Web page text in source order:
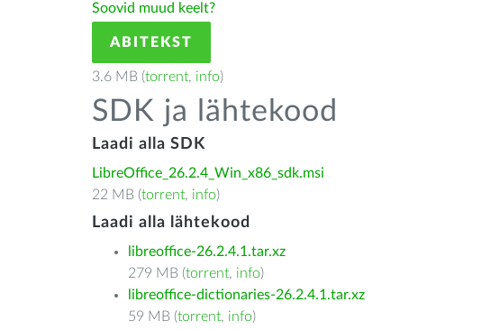
Soovid muud keelt?
ABITEKST
3.6 MB (torrent, info)
SDK ja lähtekood
Laadi alla SDK
LibreOffice_26.2.4_Win_x86_sdk.msi
22 MB (torrent, info)
Laadi alla lähtekood
libreoffice-26.2.4.1.tar.xz
279 MB (torrent, info)
libreoffice-dictionaries-26.2.4.1.tar.xz
59 MB (torrent, info)